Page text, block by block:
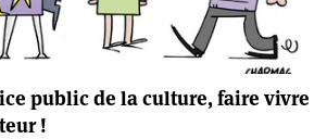
public de la culture, faire vivre
!